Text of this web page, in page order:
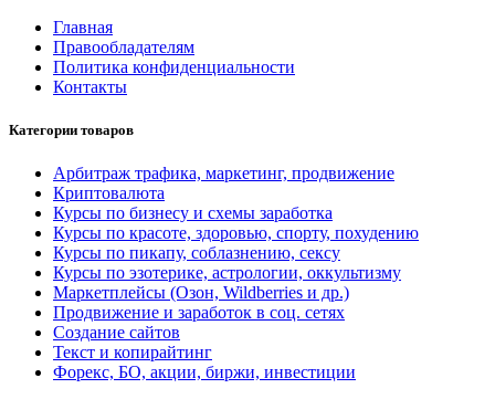
Главная
Правообладателям
Политика конфиденциальности
Контакты
Категории товаров
Арбитраж трафика, маркетинг, продвижение
Криптовалюта
Курсы по бизнесу и схемы заработка
Курсы по красоте, здоровью, спорту, похудению
Курсы по пикапу, соблазнению, сексу
Курсы по эзотерике, астрологии, оккультизму
Маркетплейсы (Озон, Wildberries и др.)
Продвижение и заработок в соц. сетях
Создание сайтов
Текст и копирайтинг
Форекс, БО, акции, биржи, инвестиции